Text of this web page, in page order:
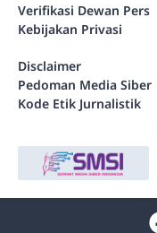
Verifikasi Dewan Pers
Kebijakan Privasi
Disclaimer
Pedoman Media Siber
Kode Etik Jurnalistik